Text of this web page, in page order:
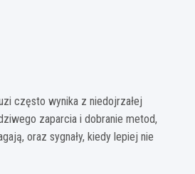
często wynika z niedojrzałej
zaparcia i dobranie metod,
oraz sygnały, kiedy lepiej nie